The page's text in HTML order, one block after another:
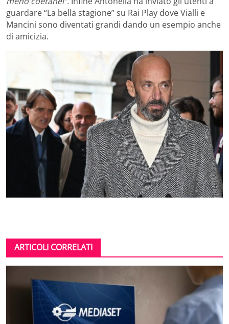
guardare “La bella stagione” su Rai Play dove Vialli e
Mancini sono diventati grandi dando un esempio anche
di amicizia.
ARTICOLI CORRELATI